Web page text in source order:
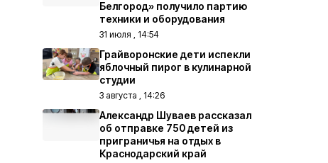
Белгород» получило партию
техники и оборудования
31 июля , 14:54
Грайворонские дети испекли
яблочный пирог в кулинарной
студии
3 августа , 14:26
Александр Шуваев рассказал
об отправке 750 детей из
приграничья на отдых в
Краснодарский край